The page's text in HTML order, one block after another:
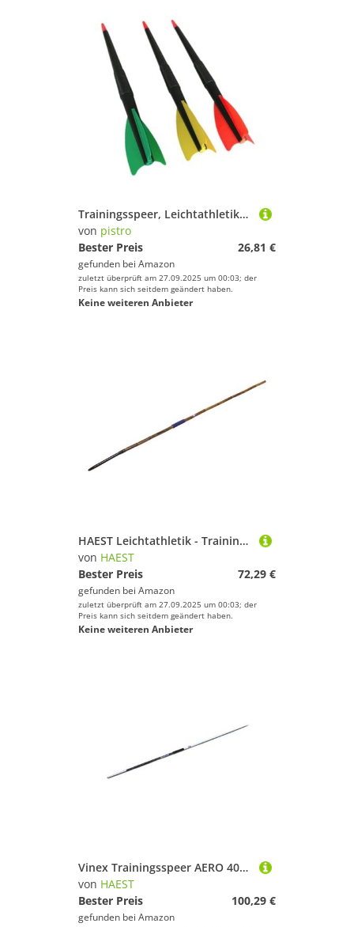
Trainingsspeer, Leichtathletikausrüstung, leichte Sportausrüstung für Kinder und Erwachsene, zufällige Farbe, 3 Stück
von pistro
Bester Preis
26,81 €
gefunden bei Amazon
zuletzt überprüft am 27.09.2025 um 00:03; der
Preis kann sich seitdem geändert haben.
Keine weiteren Anbieter
HAEST Leichtathletik - Trainingsspeer aus Bambus - 600 Gramm - Speerwurf
von HAEST
Bester Preis
72,29 €
gefunden bei Amazon
zuletzt überprüft am 27.09.2025 um 00:03; der
Preis kann sich seitdem geändert haben.
Keine weiteren Anbieter
Vinex Trainingsspeer AERO 400 Gramm Speerwurf
von HAEST
Bester Preis
100,29 €
gefunden bei Amazon